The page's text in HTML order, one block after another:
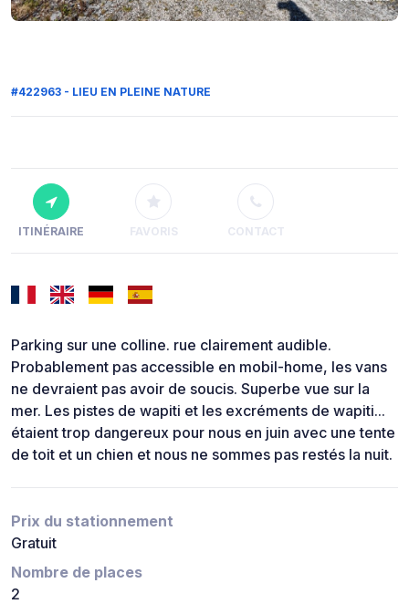
#422963 - LIEU EN PLEINE NATURE
ITINÉRAIRE FAVORIS CONTACT
Parking sur une colline. rue clairement audible.
Probablement pas accessible en mobil-home, les vans
ne devraient pas avoir de soucis. Superbe vue sur la
mer. Les pistes de wapiti et les excréments de wapiti...
étaient trop dangereux pour nous en juin avec une tente
de toit et un chien et nous ne sommes pas restés la nuit.
Prix du stationnement
Gratuit
Nombre de places
2